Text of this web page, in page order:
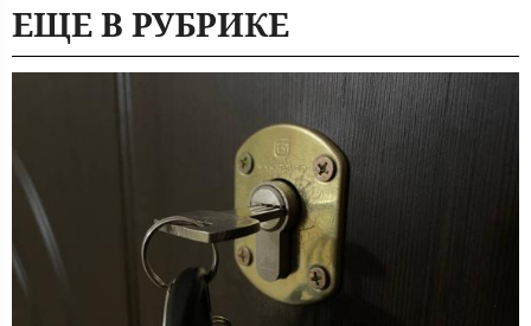
ЕЩЕ В РУБРИКЕ